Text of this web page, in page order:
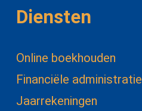
Diensten
Online boekhouden
Financiële administratie
Jaarrekeningen